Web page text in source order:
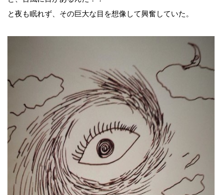
と夜も眠れず、その巨大な目を想像して興奮していた。